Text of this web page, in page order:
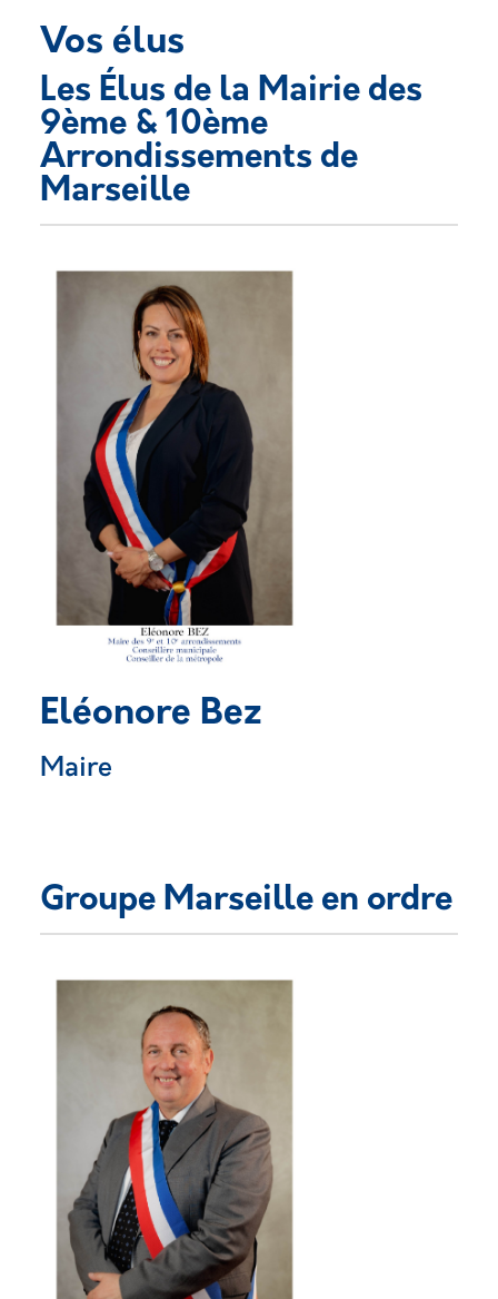
Vos élus
Description
Les Élus de la Mairie des
9ème & 10ème
Arrondissements de
Marseille
Eléonore Bez
Maire
Groupe Marseille en ordre